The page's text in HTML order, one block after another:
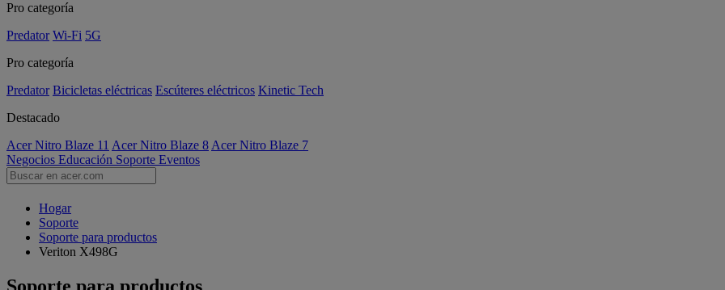
Pro categoría
Predator Wi-Fi 5G
Pro categoría
Predator Bicicletas eléctricas Escúteres eléctricos Kinetic Tech
Destacado
Acer Nitro Blaze 11 Acer Nitro Blaze 8 Acer Nitro Blaze 7
Negocios Educación Soporte Eventos
Hogar
Soporte
Soporte para productos
Veriton X498G